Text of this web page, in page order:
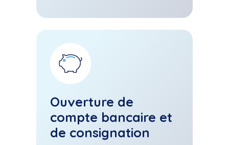
Ouverture de
compte bancaire et
de consignation